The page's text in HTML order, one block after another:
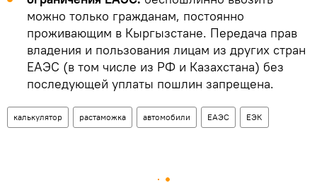
можно только гражданам, постоянно
проживающим в Кыргызстане. Передача прав
владения и пользования лицам из других стран
ЕАЭС (в том числе из РФ и Казахстана) без
последующей уплаты пошлин запрещена.
калькулятор растаможка автомобили ЕАЭС ЕЭК